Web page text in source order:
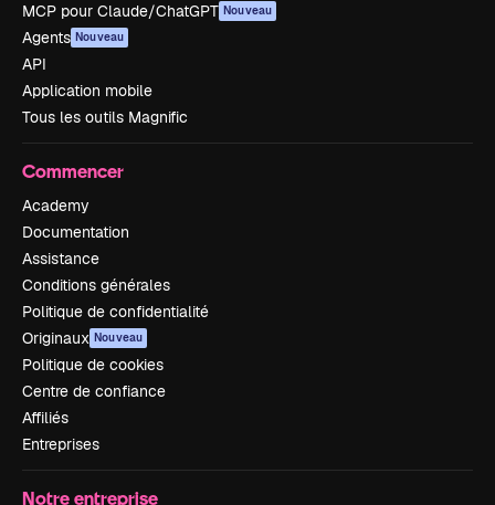
MCP pour Claude/ChatGPT Nouveau
Agents Nouveau
API
Application mobile
Tous les outils Magnific
Commencer
Academy
Documentation
Assistance
Conditions générales
Politique de confidentialité
Originaux Nouveau
Politique de cookies
Centre de confiance
Affiliés
Entreprises
Notre entreprise